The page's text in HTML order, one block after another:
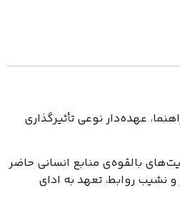
عهده‌دار نوعی تأثیرگذاری
بالقوه‌ی منابع انسانی حاضر
نشیب روابط، تعهد به ادای